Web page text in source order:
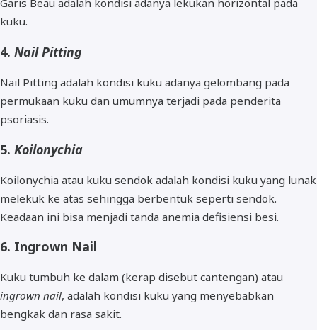
Garis Beau adalah kondisi adanya lekukan horizontal pada
kuku.
4. Nail Pitting
Nail Pitting adalah kondisi kuku adanya gelombang pada
permukaan kuku dan umumnya terjadi pada penderita
psoriasis.
5. Koilonychia
Koilonychia atau kuku sendok adalah kondisi kuku yang lunak
melekuk ke atas sehingga berbentuk seperti sendok.
Keadaan ini bisa menjadi tanda anemia defisiensi besi.
6. Ingrown Nail
Kuku tumbuh ke dalam (kerap disebut cantengan) atau
ingrown nail, adalah kondisi kuku yang menyebabkan
bengkak dan rasa sakit.